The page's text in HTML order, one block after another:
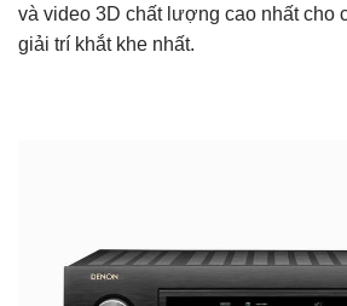
và video 3D chất lượng cao nhất cho
giải trí khắt khe nhất.